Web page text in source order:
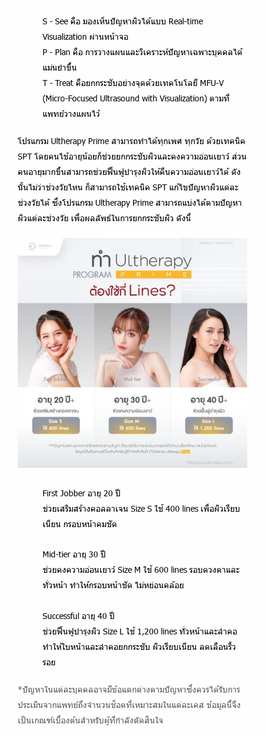
S - See คือ มองเห็นปัญหาผิวได้แบบ Real-time
Visualization ผ่านหน้าจอ
P - Plan คือ การวางแผนและวิเคราะห์ปัญหาเฉพาะบุคคลได้
แม่นยำขึ้น
T - Treat คือยกกระชับอย่างจุดด้วยเทคโนโลยี MFU-V
(Micro-Focused Ultrasound with Visualization) ตามที่
แพทย์วางแผนไว้
โปรแกรม Ultherapy Prime สามารถทำได้ทุกเพศ ทุกวัย ด้วยเทคนิค
SPT โดยคนไข้อายุน้อยก็ช่วยยกกระชับผิวและคงความอ่อนเยาว์ ส่วน
คนอายุมากขึ้นสามารถช่วยฟื้นฟูบำรุงผิวให้คืนความอ่อนเยาว์ได้ ดัง
นั้นไม่ว่าช่วงวัยไหน ก็สามารถใช้เทคนิค SPT แก้ไขปัญหาผิวแต่ละ
ช่วงวัยได้ ซึ่งโปรแกรม Ultherapy Prime สามารถแบ่งได้ตามปัญหา
ผิวแต่ละช่วงวัย เพื่อผลลัพธ์ในการยกกระชับผิว ดังนี้
First Jobber อายุ 20 ปี
ช่วยเสริมสร้างคอลลาเจน Size S ใช้ 400 lines เพื่อผิวเรียบ
เนียน กรอบหน้าคมชัด
Mid-tier อายุ 30 ปี
ช่วยคงความอ่อนเยาว์ Size M ใช้ 600 lines รอบดวงตาและ
ทั่วหน้า ทำให้กรอบหน้าชัด ไม่หย่อนคล้อย
Successful อายุ 40 ปี
ช่วยฟื้นฟูบำรุงผิว Size L ใช้ 1,200 lines ทั่วหน้าและลำคอ
ทำให้ใบหน้าและลำคอยกกระชับ ผิวเรียบเนียน ลดเลือนริ้ว
รอย
*ปัญหาในแต่ละบุคคลอาจมีข้อแตกต่างตามปัญหาซึ่งควรได้รับการ
ประเมินจากแพทย์ถึงจำนวนช็อตที่เหมาะสมในแต่ละเคส ข้อมูลนี้จึง
เป็นเกณฑ์เบื้องต้นสำหรับผู้ที่กำลังตัดสินใจ